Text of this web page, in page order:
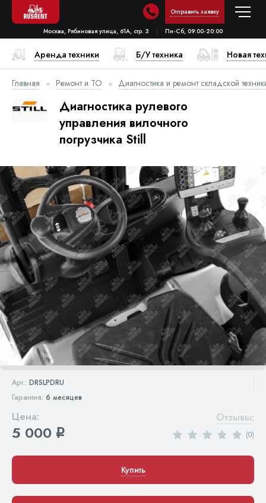
Отправить заявку
Москва, Рябиновая улица, 61А, стр. 3 Пн-Сб, 09:00-20:00
Аренда техники Б/У техника Новая
Главная Ремонт и ТО Диагностика и ремонт складской
Диагностика рулевого
управления вилочного
погрузчика Still
Арт.: DRSLPDRU
Гарантия: 6 месяцев
Цена:
5 000 q
Отзывы:
(0)
Купить